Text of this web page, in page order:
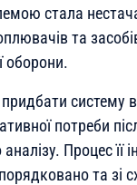
стала
та
оборони.
систему
потреби
Процес її
та зі